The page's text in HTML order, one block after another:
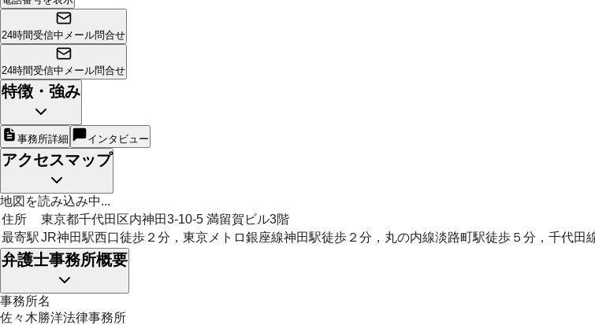
24時間受信中 メール問合せ
24時間受信中 メール問合せ
特徴・強み
事務所詳細 インタビュー
アクセスマップ
地図を読み込み中...
住所
東京都千代田区内神田3-10-5 満留賀ビル3階
最寄駅JR神田駅西口徒歩２分，東京メトロ銀座線神田駅徒歩２分，丸の内線淡路町駅徒歩５分，千代
弁護士事務所概要
事務所名
佐々木勝洋法律事務所